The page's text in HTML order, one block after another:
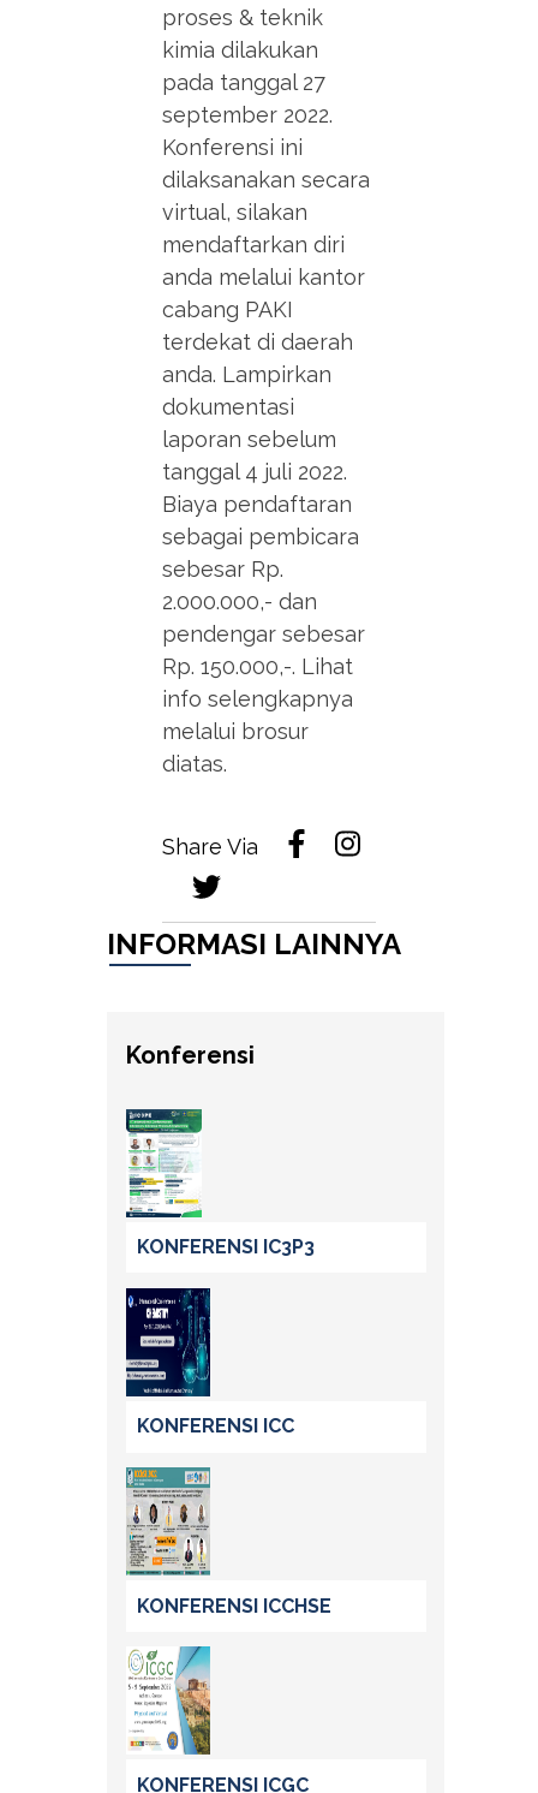
proses & teknik
kimia dilakukan
pada tanggal 27
september 2022.
Konferensi ini
dilaksanakan secara
virtual, silakan
mendaftarkan diri
anda melalui kantor
cabang PAKI
terdekat di daerah
anda. Lampirkan
dokumentasi
laporan sebelum
tanggal 4 juli 2022.
Biaya pendaftaran
sebagai pembicara
sebesar Rp.
2.000.000,- dan
pendengar sebesar
Rp. 150.000,-. Lihat
info selengkapnya
melalui brosur
diatas.
Share Via
INFORMASI LAINNYA
Konferensi
KONFERENSI IC3P3
KONFERENSI ICC
KONFERENSI ICCHSE
KONFERENSI ICGC